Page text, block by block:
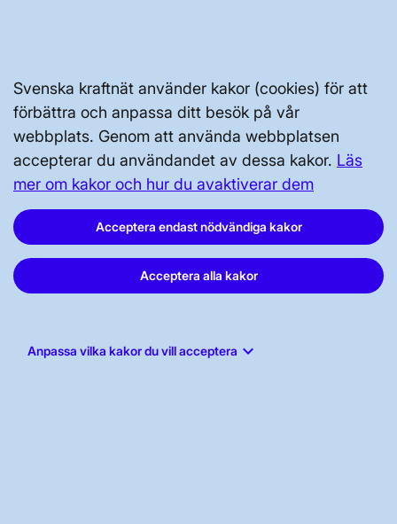
Svenska kraftnät använder kakor (cookies) för att
förbättra och anpassa ditt besök på vår
webbplats. Genom att använda webbplatsen
accepterar du användandet av dessa kakor. Läs
mer om kakor och hur du avaktiverar dem
Acceptera endast nödvändiga kakor
Acceptera alla kakor
Anpassa vilka kakor du vill acceptera keyboard_arrow_down
Svenska kraftnät, Box 1200, 172 24
Tel: 010-475 80 00
E-post:registrator@svk.se
Org.nr: 202100-4284
LinkedIn